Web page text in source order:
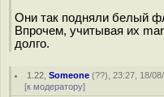
Они так подняли белый
Впрочем, учитывая их
долго.
1.22 ,Someone (??), 23:27, 18/
[к модератору]